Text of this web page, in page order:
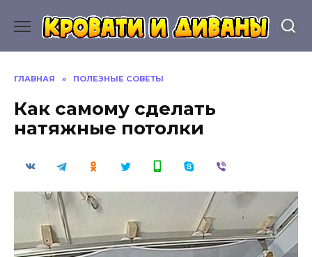
содержанию
ГЛАВНАЯ » ПОЛЕЗНЫЕ СОВЕТЫ
Как самому сделать
натяжные потолки